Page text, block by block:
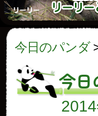
今日のパンダ
今日